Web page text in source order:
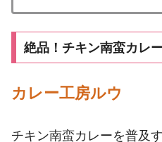
絶品！チキン南蛮カレー
カレー工房ルウ
チキン南蛮カレーを普及